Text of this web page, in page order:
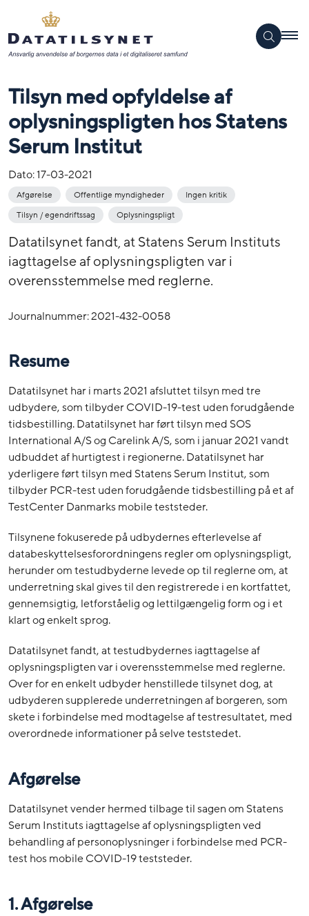
Tilsyn med opfyldelse af
oplysningspligten hos Statens
Serum Institut
Dato:17-03-2021
Afgørelse Offentlige myndigheder
Ingen kritik
Tilsyn / egendriftssag
Oplysningspligt
Datatilsynet fandt, at Statens Serum Instituts
iagttagelse af oplysningspligten var i
overensstemmelse med reglerne.
Journalnummer: 2021-432-0058
Resume
Datatilsynet har i marts 2021 afsluttet tilsyn med tre
udbydere, som tilbyder COVID-19-test uden forudgående
tidsbestilling. Datatilsynet har ført tilsyn med SOS
International A/S og Carelink A/S, som i januar 2021 vandt
udbuddet af hurtigtest i regionerne. Datatilsynet har
yderligere ført tilsyn med Statens Serum Institut, som
tilbyder PCR-test uden forudgående tidsbestilling på et af
TestCenter Danmarks mobile teststeder.
Tilsynene fokuserede på udbydernes efterlevelse af
databeskyttelsesforordningens regler om oplysningspligt,
herunder om testudbyderne levede op til reglerne om, at
underretning skal gives til den registrerede i en kortfattet,
gennemsigtig, letforståelig og lettilgængelig form og i et
klart og enkelt sprog.
Datatilsynet fandt, at testudbydernes iagttagelse af
oplysningspligten var i overensstemmelse med reglerne.
Over for en enkelt udbyder henstillede tilsynet dog, at
udbyderen supplerede underretningen af borgeren, som
skete i forbindelse med modtagelse af testresultatet, med
overordnede informationer på selve teststedet.
Afgørelse
Datatilsynet vender hermed tilbage til sagen om Statens
Serum Instituts iagttagelse af oplysningspligten ved
behandling af personoplysninger i forbindelse med PCR-
test hos mobile COVID-19 teststeder.
1. Afgørelse